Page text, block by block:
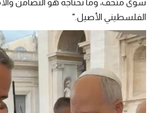
الفلسطيني الأصيل."